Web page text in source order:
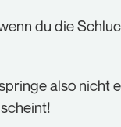
du die
also nicht